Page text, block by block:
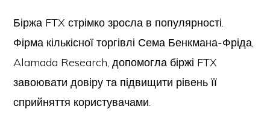
Біржа FTX стрімко зросла в популярності.
Фірма кількісної торгівлі Сема Бенкмана-Фріда,
Alamada Research, допомогла біржі FTX
завоювати довіру та підвищити рівень її
сприйняття користувачами.